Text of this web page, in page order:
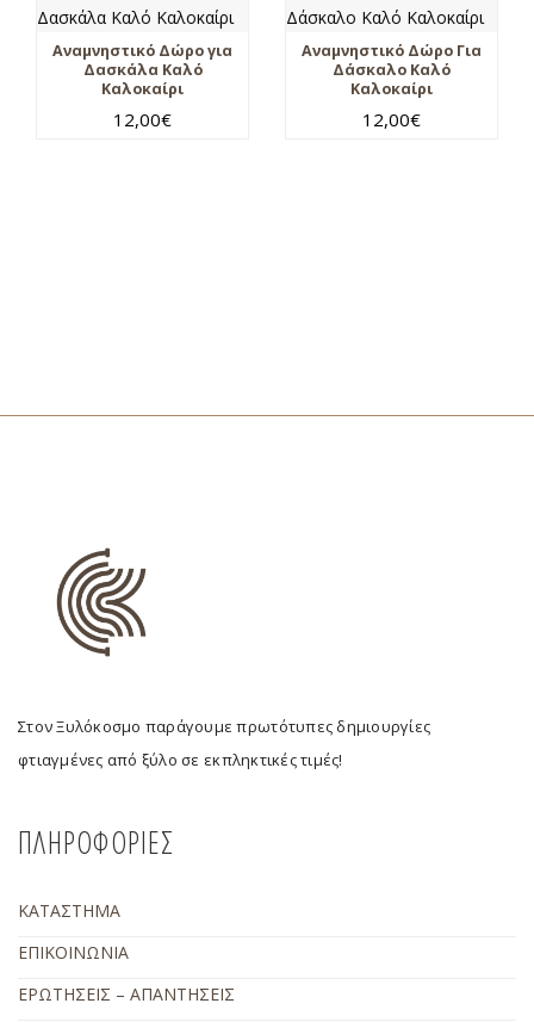
Αναμνηστικό Δώρο για
Δασκάλα Καλό
Καλοκαίρι
12,00€
Αναμνηστικό Δώρο Για
Δάσκαλο Καλό
Καλοκαίρι
12,00€
Στον Ξυλόκοσμο παράγουμε πρωτότυπες δημιουργίες
φτιαγμένες από ξύλο σε εκπληκτικές τιμές!
ΠΛΗΡΟΦΟΡΙΕΣ
ΚΑΤΑΣΤΗΜΑ
ΕΠΙΚΟΙΝΩΝΙΑ
ΕΡΩΤΗΣΕΙΣ – ΑΠΑΝΤΗΣΕΙΣ